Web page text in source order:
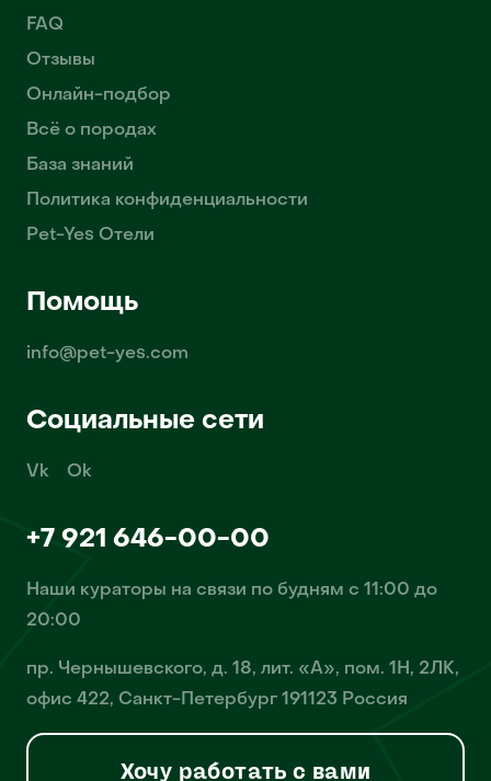
FAQ
Отзывы
Онлайн-подбор
Всё о породах
База знаний
Политика конфиденциальности
Pet-Yes Отели
Помощь
info@pet-yes.com
Социальные сети
Vk Ok
+7 921 646-00-00
Наши кураторы на связи по будням с 11:00 до
20:00
пр. Чернышевского, д. 18, лит. «А», пом. 1Н, 2ЛК,
офис 422, Санкт-Петербург 191123 Россия
Хочу работать с вами